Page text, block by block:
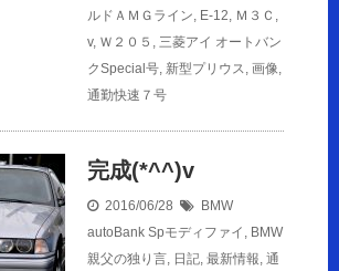
ルドＡＭＧライン, E-12, Ｍ３Ｃ ,
v, Ｗ２０５ , 三菱アイ オートバン
クSpecial号, 新型プリウス, 画像,
通勤快速７号
完成(*^^)v
2016/06/28
BMW
autoBank Spモディファイ , BMW
親父の独り言, 日記, 最新情報, 通